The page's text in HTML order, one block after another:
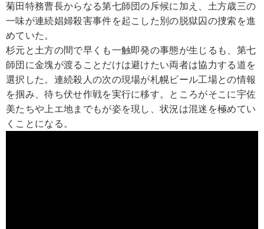
菊田特務曹長からなる第七師団の斥候に加え、土方歳三の
一味が連続娼婦殺害事件を起こした別の脱獄囚の捜索を進
めていた。
杉元と土方の間で早くも一触即発の事態が生じるも、第七
師団に金塊が渡ることだけは避けたい両者は協力する道を
選択した。連続殺人の次の現場が札幌ビール工場との情報
を掴み、待ち伏せ作戦を実行に移す。ところがそこに宇佐
美たちや上エ地までもが姿を現し、状況は混迷を極めてい
くことになる。